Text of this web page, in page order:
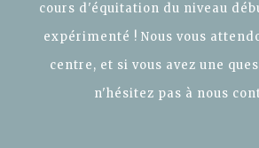
cours d'équitation du niveau
expérimenté ! Nous vous
centre, et si vous avez une
n'hésitez pas à nous